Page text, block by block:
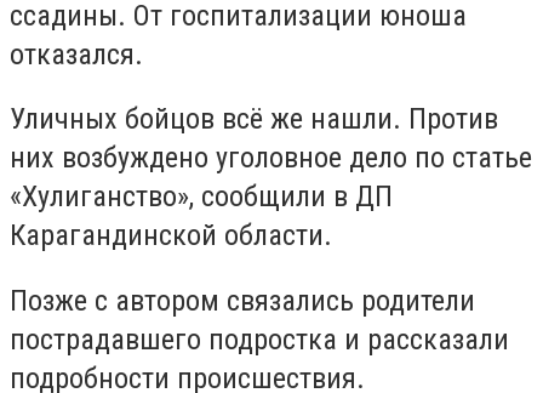
ссадины. От госпитализации юноша
отказался.
Уличных бойцов всё же нашли. Против
них возбуждено уголовное дело по статье
«Хулиганство», сообщили в ДП
Карагандинской области.
Позже с автором связались родители
пострадавшего подростка и рассказали
подробности происшествия.